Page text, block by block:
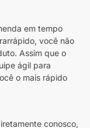
em tempo
você não
Assim que o
ágil para
o mais rápido
conosco,